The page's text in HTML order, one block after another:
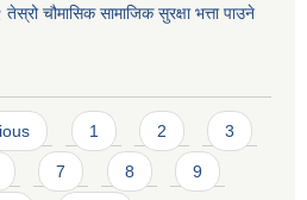
चौमासिक सामाजिक सुरक्षा भत्ता पाउने
1 2 3
7 8 9